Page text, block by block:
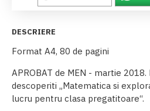
DESCRIERE
Format A4, 80 de pagini
APROBAT de MEN - martie 2018.
descoperiti „Matematica si
lucru pentru clasa pregatitoare“.